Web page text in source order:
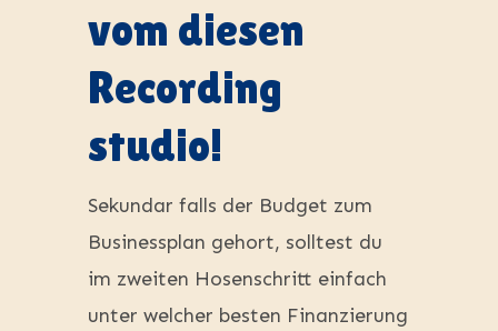
vom diesen
Recording
studio!
Sekundar falls der Budget zum
Businessplan gehort, solltest du
im zweiten Hosenschritt einfach
unter welcher besten Finanzierung